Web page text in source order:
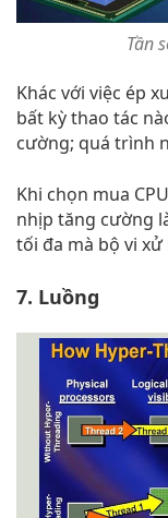
Tần
Khác với việc ép
bất kỳ thao tác
cường; quá trình
Khi chọn mua
nhịp tăng cường
tối đa mà bộ vi
7. Luồng